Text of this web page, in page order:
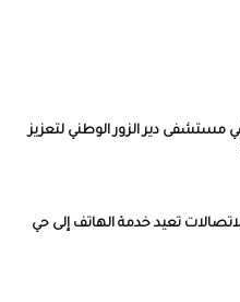
دير الزور الوطني لتعزيز
14 عاماً.. الاتصالات تعيد خدمة الهاتف إلى حي